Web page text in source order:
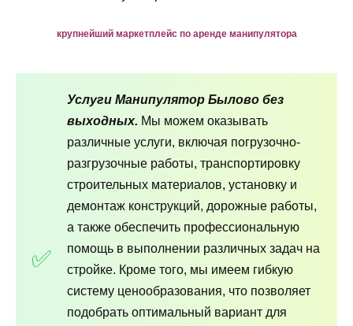
крупнейший маркетплейс по аренде манипулятора
Услуги Манипулятор Былово без
выходных. Мы можем оказывать
различные услуги, включая погрузочно-
разгрузочные работы, транспортировку
строительных материалов, установку и
демонтаж конструкций, дорожные работы,
а также обеспечить профессиональную
помощь в выполнении различных задач на
стройке. Кроме того, мы имеем гибкую
систему ценообразования, что позволяет
подобрать оптимальный вариант для